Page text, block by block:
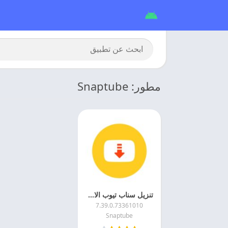
مطور: Snaptube
تنزيل سناب تيوب الاصفر 2026 Snaptube APK احدث اصدار
7.39.0.73361010
Snaptube